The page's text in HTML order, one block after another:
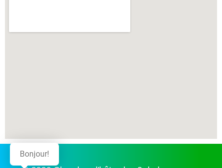
Bonjour!